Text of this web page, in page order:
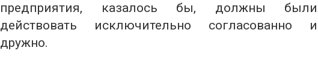
предприятия, казалось бы, должны были
действовать исключительно согласованно и
дружно.